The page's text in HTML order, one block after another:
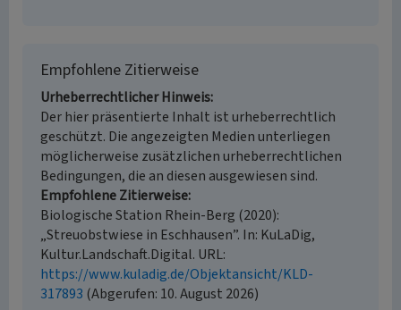
Empfohlene Zitierweise
Urheberrechtlicher Hinweis
Der hier präsentierte Inhalt ist urheberrechtlich
geschützt. Die angezeigten Medien unterliegen
möglicherweise zusätzlichen urheberrechtlichen
Bedingungen, die an diesen ausgewiesen sind.
Empfohlene Zitierweise
Biologische Station Rhein-Berg (2020):
„Streuobstwiese in Eschhausen”. In: KuLaDig,
Kultur.Landschaft.Digital. URL:
https://www.kuladig.de/Objektansicht/KLD-
317893 (Abgerufen: 10. August 2026)